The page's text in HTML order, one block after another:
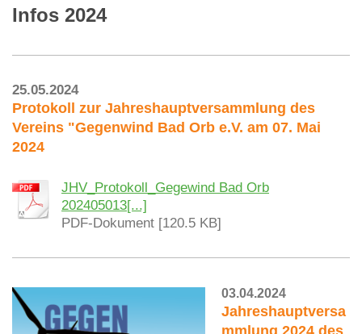
Infos 2024
25.05.2024
Protokoll zur Jahreshauptversammlung des
Vereins "Gegenwind Bad Orb e.V. am 07. Mai
2024
JHV_Protokoll_Gegewind Bad Orb
202405013[...]
PDF-Dokument [120.5 KB]
03.04.2024
Jahreshauptversa
mmlung 2024 des